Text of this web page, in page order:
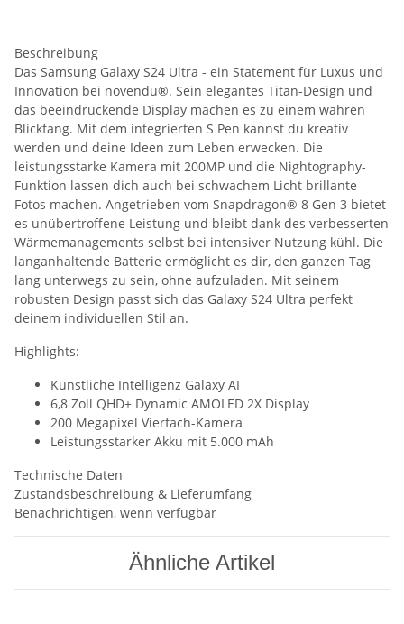
Beschreibung
Das Samsung Galaxy S24 Ultra - ein Statement für Luxus und
Innovation bei novendu®. Sein elegantes Titan-Design und
das beeindruckende Display machen es zu einem wahren
Blickfang. Mit dem integrierten S Pen kannst du kreativ
werden und deine Ideen zum Leben erwecken. Die
leistungsstarke Kamera mit 200MP und die Nightography-
Funktion lassen dich auch bei schwachem Licht brillante
Fotos machen. Angetrieben vom Snapdragon® 8 Gen 3 bietet
es unübertroffene Leistung und bleibt dank des verbesserten
Wärmemanagements selbst bei intensiver Nutzung kühl. Die
langanhaltende Batterie ermöglicht es dir, den ganzen Tag
lang unterwegs zu sein, ohne aufzuladen. Mit seinem
robusten Design passt sich das Galaxy S24 Ultra perfekt
deinem individuellen Stil an.
Highlights:
Künstliche Intelligenz Galaxy AI
6,8 Zoll QHD+ Dynamic AMOLED 2X Display
200 Megapixel Vierfach-Kamera
Leistungsstarker Akku mit 5.000 mAh
Technische Daten
Zustandsbeschreibung & Lieferumfang
Benachrichtigen, wenn verfügbar
Ähnliche Artikel